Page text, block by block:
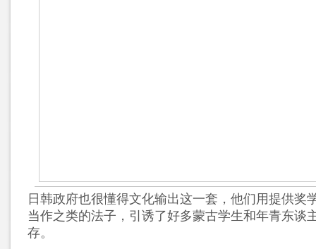
日韩政府也很懂得文化输出这一套，他们用提供奖
当作之类的法子，引诱了好多蒙古学生和年青东谈
存。